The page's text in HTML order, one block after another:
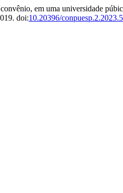
em uma universidade
doi:10.20396/